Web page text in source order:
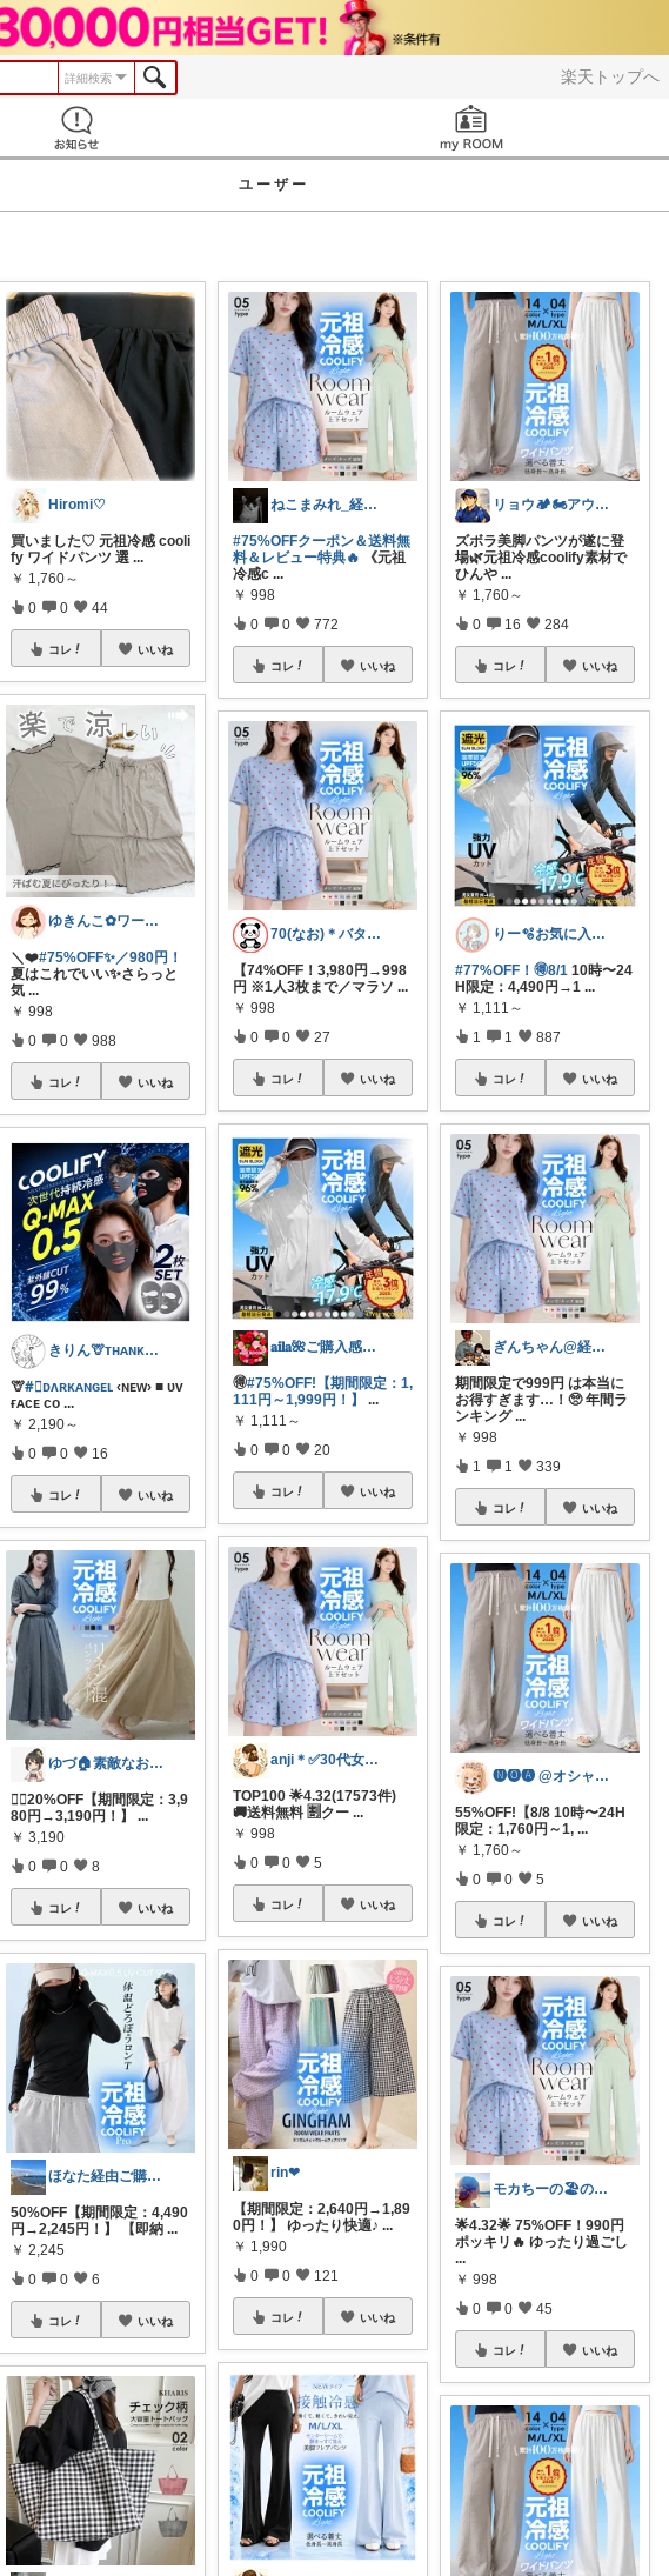
楽天トップへ
詳細検索
ユーザー
Hiromi♡
買いました♡ 元祖冷感 cooli
fy ワイドパンツ 選 ...
￥ 1,760～
0 0 44
コレ いいね
ゆきんこ✿ワーママ時短アイテム✿
＼❤️#75%OFF✨／980円！
夏はこれでいい✨さらっと
気 ...
￥ 998
0 0 988
コレ いいね
きりん🦒ᴛʜᴀɴᴋs ᴀʟᴡᴀʏs.
🦒#⃞ᴅʌʀκᴀɴɢᴇʟ ‹ɴᴇᴡ› ■ ᴜᴠ
ғᴀᴄᴇ ᴄᴏ ...
￥ 2,190～
0 0 16
コレ いいね
ゆづ🏠素敵なおうち時間
🏃‍♀️20%OFF【期間限定：3,9
80円→3,190円！】
...
￥ 3,190
0 0 8
コレ いいね
ほなた経由ご購入ありがとうございます☺
50%OFF【期間限定：4,490
円→2,245円！】 【即納 ...
￥ 2,245
0 0 6
コレ いいね
ねこまみれ_経由感謝致します🐈
#75%OFFクーポン＆送料無
料＆レビュー特典🔥 《元祖
冷感c ...
￥ 998
0 0 772
コレ いいね
70(なお)＊バタバタな毎日をご機嫌に♡
【74%OFF！3,980円→998
円 ※1人3枚まで／マラソ ...
￥ 998
0 0 27
コレ いいね
𝐚𝐢𝐥𝐚🌺‪ご購入感謝です💗
🉐#75%OFF!【期間限定：1,
111円～1,999円！】
...
￥ 1,111～
0 0 20
コレ いいね
anji＊✅30代女性売上ランキング🏆
TOP100 🌟4.32(17573件)
🚚送料無料 🈹クー ...
￥ 998
0 0 5
コレ いいね
rin❤︎
【期間限定：2,640円→1,89
0円！】 ゆったり快適♪...
￥ 1,990
0 0 121
コレ いいね
リョウ🏕️🏍️アウトドア・バイク
ズボラ美脚パンツが遂に登
場🌿元祖冷感coolify素材で
ひんや ...
￥ 1,760～
0 16 284
コレ いいね
りー🫧お気に入りのある暮らし🧺
#77%OFF！🉐8/1 10時〜24
H限定：4,490円→1 ...
￥ 1,111～
1 1 887
コレ いいね
ぎんちゃん@経由購入感謝です^_^
期間限定で999円 は本当に
お得すぎます…！🥺 年間ラ
ンキング ...
￥ 998
1 1 339
コレ いいね
🅝🅞🅐 @オシャレで便利な雑貨🌼
55%OFF!【8/8 10時〜24H
限定：1,760円～1, ...
￥ 1,760～
0 0 5
コレ いいね
モカちーの🏖️のんびりライフ🐈✨
🌟4.32🌟 75%OFF！990円
ポッキリ🔥 ゆったり過ごし
...
￥ 998
0 0 45
コレ いいね